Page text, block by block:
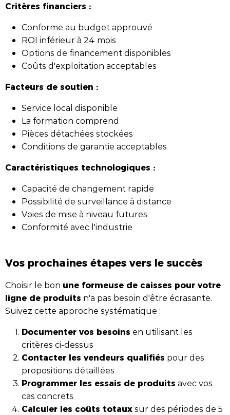
Critères financiers :
Conforme au budget approuvé
ROI inférieur à 24 mois
Options de financement disponibles
Coûts d'exploitation acceptables
Facteurs de soutien :
Service local disponible
La formation comprend
Pièces détachées stockées
Conditions de garantie acceptables
Caractéristiques technologiques :
Capacité de changement rapide
Possibilité de surveillance à distance
Voies de mise à niveau futures
Conformité avec l'industrie
Vos prochaines étapes vers le succès
Choisir le bon une formeuse de caisses pour votre
ligne de produits n'a pas besoin d'être écrasante.
Suivez cette approche systématique :
Documenter vos besoins en utilisant les
critères ci-dessus
Contacter les vendeurs qualifiés pour des
propositions détaillées
Programmer les essais de produits avec vos
cas concrets
Calculer les coûts totauxsur des périodes de 5